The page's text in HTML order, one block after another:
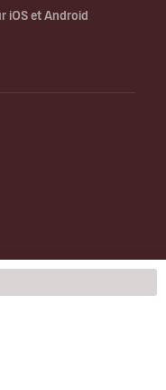
iOS et Android